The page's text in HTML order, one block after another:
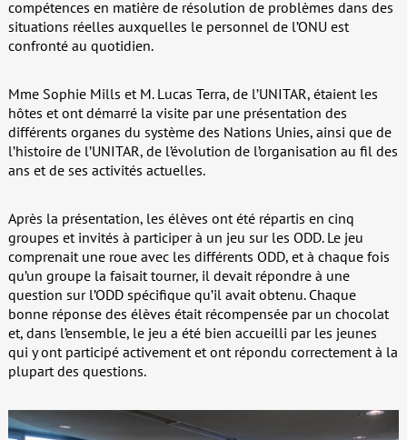
compétences en matière de résolution de problèmes dans des
situations réelles auxquelles le personnel de l’ONU est
confronté au quotidien.
Mme Sophie Mills et M. Lucas Terra, de l’UNITAR, étaient les
hôtes et ont démarré la visite par une présentation des
différents organes du système des Nations Unies, ainsi que de
l’histoire de l’UNITAR, de l’évolution de l’organisation au fil des
ans et de ses activités actuelles.
Après la présentation, les élèves ont été répartis en cinq
groupes et invités à participer à un jeu sur les ODD. Le jeu
comprenait une roue avec les différents ODD, et à chaque fois
qu’un groupe la faisait tourner, il devait répondre à une
question sur l’ODD spécifique qu’il avait obtenu. Chaque
bonne réponse des élèves était récompensée par un chocolat
et, dans l’ensemble, le jeu a été bien accueilli par les jeunes
qui y ont participé activement et ont répondu correctement à la
plupart des questions.